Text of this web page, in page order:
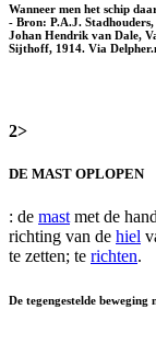
Wanneer men het schip
- Bron: P.A.J.
Johan Hendrik van Dale,
Sijthoff, 1914. Via
2>
DE MAST OPLOPEN
: de mast met de
richting van de hiel
te zetten; te richten.
De tegengestelde beweging